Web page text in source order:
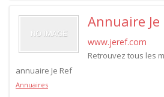
Annuaire Je
www.jeref.com
Retrouvez tous les
annuaire Je Ref
Annuaires